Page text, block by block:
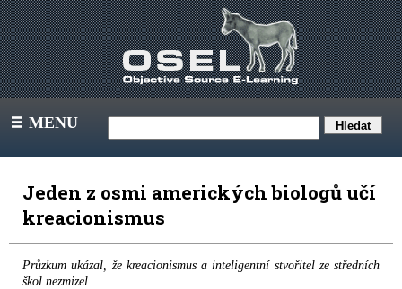
III MENU
Jeden z osmi amerických biologů učí
kreacionismus
Průzkum ukázal, že kreacionismus a inteligentní stvořitel ze středních
škol nezmizel.